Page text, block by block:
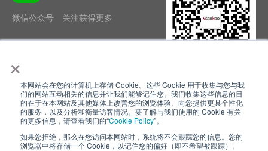
×
本网站会在您的计算机上存储 Cookie。这些 Cookie 用于收集与您与我
们的网站互动相关的信息并让我们能够记住您。我们收集这些信息的目
的在于在本网站及其他媒体上改善您的浏览体验、向您提供更具个性化
的服务，以及分析和衡量访客情况。要了解与我们使用的 Cookie 有关
的更多信息，请查看我们的“Cookie Policy”。
如果您拒绝，那么在您访问本网站时，系统将不会跟踪您的信息。您的
浏览器中将存储一个 Cookie，以记住您的偏好（即不希望被跟踪）。
微信公众号 关注获得更多
隐私政策 使用条款
Cookie Policy 网站地图
Nisshinbo Holdings Inc.